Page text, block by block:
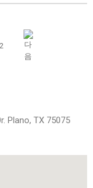
Plano, TX 75075